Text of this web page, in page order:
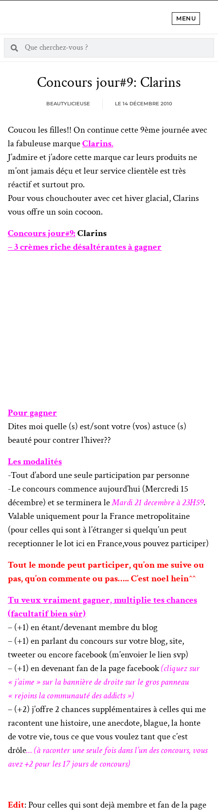
MENU
Concours jour#9: Clarins
BEAUTYLICIEUSE LE 14 DÉCEMBRE 2010
Coucou les filles!! On continue cette 9ème journée avec
la fabuleuse marqueClarins.
J’admire et j’adore cette marque car leurs produits ne
m’ont jamais déçu et leur service clientèle est très
réactif et surtout pro.
Pour vous chouchouter avec cet hiver glacial, Clarins
vous offre un soin cocoon.
Concours jour#9:Clarins
– 3 crèmes riche désaltérantes à gagner
Pour gagner
Dites moi quelle (s) est/sont votre (vos) astuce (s)
beauté pour contrer l’hiver??
Les modalités
-Tout d’abord une seule participation par personne
-Le concours commence aujourd’hui (Mercredi 15
décembre) et se terminera leMardi 21 decembre à 23H59.
Valable uniquement pour la France metropolitaine
(pour celles qui sont à l’étranger si quelqu’un peut
receptionner le lot ici en France,vous pouvez participer)
Tout le monde peut participer, qu’on me suive ou
pas, qu’on commente ou pas….. C’est noel hein^^
Tu veux vraiment gagner, multiplie tes chances
(facultatif bien sûr)
– (+1) en étant/devenant membre du blog
– (+1) en parlant du concours sur votre blog, site,
tweeter ou encore facebook (m’envoier le lien svp)
– (+1) en devenant fan de la page facebook(cliquez sur
« j’aime » sur la bannière de droite sur le gros panneau
« rejoins la communauté des addicts »)
– (+2) j’offre 2 chances supplémentaires à celles qui me
racontent une histoire, une anecdote, blague, la honte
de votre vie, tous ce que vous voulez tant que c’est
drôle… (à raconter une seule fois dans l’un des concours, vous
avez +2 pour les 17 jours de concours)
Edit: Pour celles qui sont dejà membre et fan de la page